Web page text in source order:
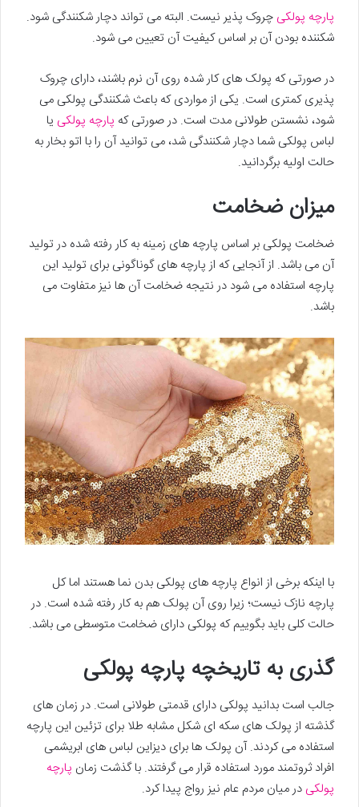
پارچه پولکی چروک پذیر نیست. البته می تواند دچار شکنندگی شود.
شکننده بودن آن بر اساس کیفیت آن تعیین می شود.
در صورتی که پولک های کار شده روی آن نرم باشند، دارای چروک
پذیری کمتری است. یکی از مواردی که باعث شکنندگی پولکی می
شود، نشستن طولانی مدت است. در صورتی که پارچه پولکی یا
لباس پولکی شما دچار شکنندگی شد، می توانید آن را با اتو بخار به
حالت اولیه برگردانید.
میزان ضخامت
ضخامت پولکی بر اساس پارچه های زمینه به کار رفته شده در تولید
آن می باشد. از آنجایی که از پارچه های گوناگونی برای تولید این
پارچه استفاده می شود در نتیجه ضخامت آن ها نیز متفاوت می
باشد.
با اینکه برخی از انواع پارچه های پولکی بدن نما هستند اما کل
پارچه نازک نیست؛ زیرا روی آن پولک هم به کار رفته شده است. در
حالت کلی باید بگوییم که پولکی دارای ضخامت متوسطی می باشد.
گذری به تاریخچه پارچه پولکی
جالب است بدانید پولکی دارای قدمتی طولانی است. در زمان های
گذشته از پولک های سکه ای شکل مشابه طلا برای تزئین این پارچه
استفاده می کردند. آن پولک ها برای دیزاین لباس های ابریشمی
افراد ثروتمند مورد استفاده قرار می گرفتند. با گذشت زمان پارچه
پولکی در میان مردم عام نیز رواج پیدا کرد.